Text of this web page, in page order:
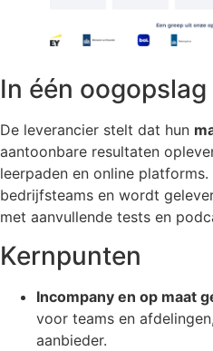
In één oogopslag
De leverancier stelt dat hun
aantoonbare resultaten
leerpaden en online
bedrijfsteams en wordt
met aanvullende tests en
Kernpunten
Incompany en op maat
voor teams en
aanbieder.